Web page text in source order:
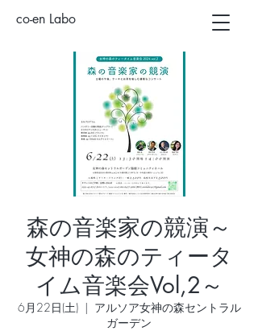
co-en Labo
森の音楽家の競演～
女神の森のティータ
イム音楽会Vol,2～
6月22日(土)
  |
アルソア女神の森セントラル
ガーデン